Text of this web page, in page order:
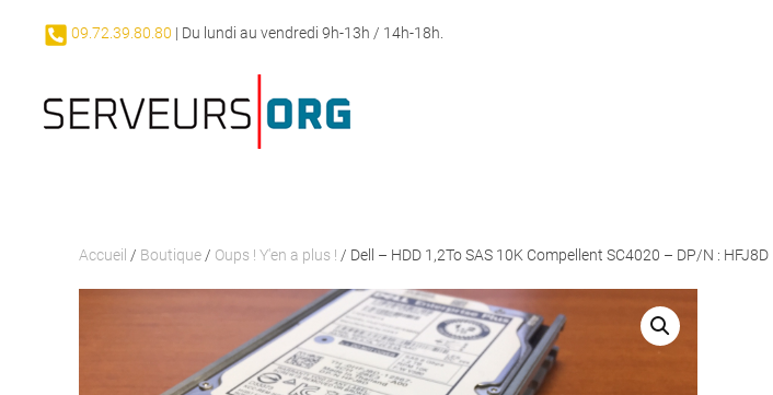
09.72.39.80.80 | Du lundi au vendredi 9h-13h / 14h-18h.
Accueil / Boutique / Oups ! Y'en a plus ! / Dell – HDD 1,2To SAS 10K Compellent SC4020 – DP/N : HFJ8D